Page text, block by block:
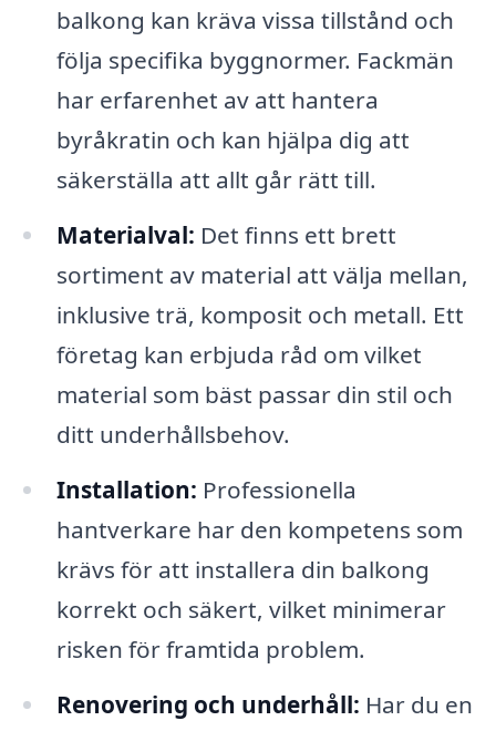
balkong kan kräva vissa tillstånd och
följa specifika byggnormer. Fackmän
har erfarenhet av att hantera
byråkratin och kan hjälpa dig att
säkerställa att allt går rätt till.
Materialval: Det finns ett brett
sortiment av material att välja mellan,
inklusive trä, komposit och metall. Ett
företag kan erbjuda råd om vilket
material som bäst passar din stil och
ditt underhållsbehov.
Installation: Professionella
hantverkare har den kompetens som
krävs för att installera din balkong
korrekt och säkert, vilket minimerar
risken för framtida problem.
Renovering och underhåll: Har du en